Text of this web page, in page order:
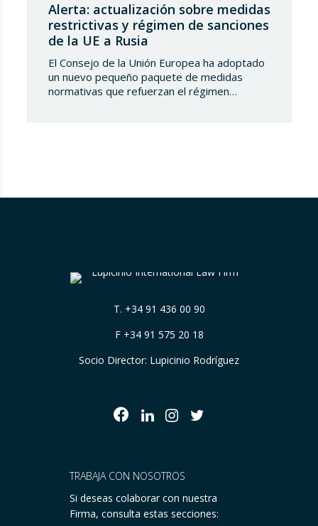
Alerta: actualización sobre medidas
restrictivas y régimen de sanciones
de la UE a Rusia
El Consejo de la Unión Europea ha adoptado
un nuevo pequeño paquete de medidas
normativas que refuerzan el régimen
T. +34 91 436 00 90
F +34 91 575 20 18
Socio Director: Lupicinio Rodríguez
TRABAJA CON NOSOTROS
Si deseas colaborar con nuestra
Firma, consulta estas secciones: